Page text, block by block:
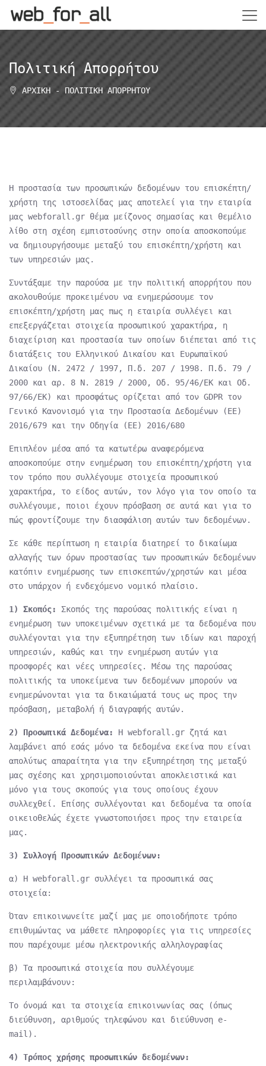
Πολιτική Απορρήτου
ΑΡΧΙΚΉ - ΠΟΛΙΤΙΚΉ ΑΠΟΡΡΉΤΟΥ
Η προστασία των προσωπικών δεδομένων του επισκέπτη/
χρήστη της ιστοσελίδας μας αποτελεί για την εταιρία
μας webforall.gr θέμα μείζονος σημασίας και θεμέλιο
λίθο στη σχέση εμπιστοσύνης στην οποία αποσκοπούμε
να δημιουργήσουμε μεταξύ του επισκέπτη/χρήστη και
των υπηρεσιών μας.
Συντάξαμε την παρούσα με την πολιτική απορρήτου που
ακολουθούμε προκειμένου να ενημερώσουμε τον
επισκέπτη/χρήστη μας πως η εταιρία συλλέγει και
επεξεργάζεται στοιχεία προσωπικού χαρακτήρα, η
διαχείριση και προστασία των οποίων διέπεται από τις
διατάξεις του Ελληνικού Δικαίου και Ευρωπαϊκού
Δικαίου (Ν. 2472 / 1997, Π.δ. 207 / 1998. Π.δ. 79 /
2000 και αρ. 8 Ν. 2819 / 2000, Οδ. 95/46/ΕΚ και Οδ.
97/66/ΕΚ) και προσφάτως ορίζεται από τον GDPR τον
Γενικό Κανονισμό για την Προστασία Δεδομένων (ΕΕ)
2016/679 και την Οδηγία (ΕΕ) 2016/680
Επιπλέον μέσα από τα κατωτέρω αναφερόμενα
αποσκοπούμε στην ενημέρωση του επισκέπτη/χρήστη για
τον τρόπο που συλλέγουμε στοιχεία προσωπικού
χαρακτήρα, το είδος αυτών, τον λόγο για τον οποίο τα
συλλέγουμε, ποιοι έχουν πρόσβαση σε αυτά και για το
πώς φροντίζουμε την διασφάλιση αυτών των δεδομένων.
Σε κάθε περίπτωση η εταιρία διατηρεί το δικαίωμα
αλλαγής των όρων προστασίας των προσωπικών δεδομένων
κατόπιν ενημέρωσης των επισκεπτών/χρηστών και μέσα
στο υπάρχον ή ενδεχόμενο νομικό πλαίσιο.
1) Σκοπός:
Σκοπός της παρούσας πολιτικής είναι η
ενημέρωση των υποκειμένων σχετικά με τα δεδομένα που
συλλέγονται για την εξυπηρέτηση των ιδίων και παροχή
υπηρεσιών, καθώς και την ενημέρωση αυτών για
προσφορές και νέες υπηρεσίες. Μέσω της παρούσας
πολιτικής τα υποκείμενα των δεδομένων μπορούν να
ενημερώνονται για τα δικαιώματά τους ως προς την
πρόσβαση, μεταβολή ή διαγραφής αυτών.
2) Προσωπικά Δεδομένα:
Η webforall.gr ζητά και
λαμβάνει από εσάς μόνο τα δεδομένα εκείνα που είναι
απολύτως απαραίτητα για την εξυπηρέτηση της μεταξύ
μας σχέσης και χρησιμοποιούνται αποκλειστικά και
μόνο για τους σκοπούς για τους οποίους έχουν
συλλεχθεί. Επίσης συλλέγονται και δεδομένα τα οποία
οικειοθελώς έχετε γνωστοποιήσει προς την εταιρεία
μας.
3) Συλλογή Προσωπικών Δεδομένων:
α) Η webforall.gr συλλέγει τα προσωπικά σας
στοιχεία:
Όταν επικοινωνείτε μαζί μας με οποιοδήποτε τρόπο
επιθυμώντας να μάθετε πληροφορίες για τις υπηρεσίες
που παρέχουμε μέσω ηλεκτρονικής αλληλογραφίας
β) Τα προσωπικά στοιχεία που συλλέγουμε
περιλαμβάνουν:
Το όνομά και τα στοιχεία επικοινωνίας σας (όπως
διεύθυνση, αριθμούς τηλεφώνου και διεύθυνση e-
mail).
4) Τρόπος χρήσης προσωπικών δεδομένων: